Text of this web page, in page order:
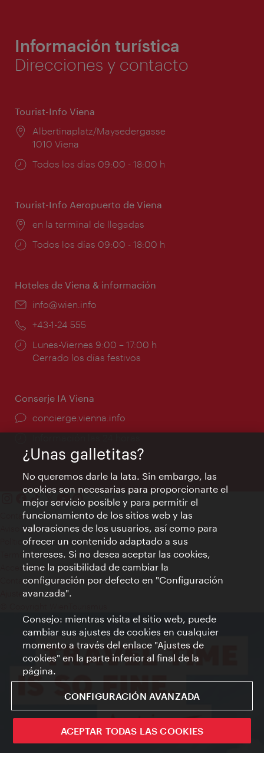
Información turística
Direcciones y contacto
Tourist-Info Viena
Lugar:
Albertinaplatz/Maysedergasse
1010 Viena
Horarios
Todos los días 09:00 - 18:00 h
Tourist-Info Aeropuerto de Viena
Lugar:
en la terminal de llegadas
Horarios
Todos los días 09:00 - 18:00 h
Hoteles de Viena & información
e-
info@wien.info
Teléfono:
+43-1-24 555
Horarios
de
Lunes-Viernes 9:00 – 17:00 h
Cerrado los días festivos
Conserje IA Viena
concierge.vienna.info
Contacto
Aviso legal
Política de privacidad de datos
Terms of Use
Accesibilidad
Contacto para la prensa
Ajustes de cookie
¿Unas galletitas?
No queremos darle la lata. Sin embargo, las
cookies son necesarias para proporcionarte el
mejor servicio posible y para permitir el
funcionamiento de los sitios web y las
valoraciones de los usuarios, así como para
ofrecer un contenido adaptado a sus
intereses. Si no desea aceptar las cookies,
tiene la posibilidad de cambiar la
configuración por defecto en "Configuración
avanzada".
Consejo: mientras visita el sitio web, puede
cambiar sus ajustes de cookies en cualquier
momento a través del enlace "Ajustes de
cookies" en la parte inferior al final de la
página.
CONFIGURACIÓN AVANZADA
ACEPTAR TODAS LAS COOKIES